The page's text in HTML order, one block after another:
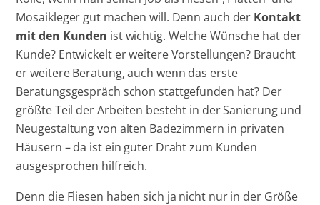
Mosaikleger gut machen will. Denn auch der Kontakt
mit den Kunden ist wichtig. Welche Wünsche hat der
Kunde? Entwickelt er weitere Vorstellungen? Braucht
er weitere Beratung, auch wenn das erste
Beratungsgespräch schon stattgefunden hat? Der
größte Teil der Arbeiten besteht in der Sanierung und
Neugestaltung von alten Badezimmern in privaten
Häusern – da ist ein guter Draht zum Kunden
ausgesprochen hilfreich.
Denn die Fliesen haben sich ja nicht nur in der Größe